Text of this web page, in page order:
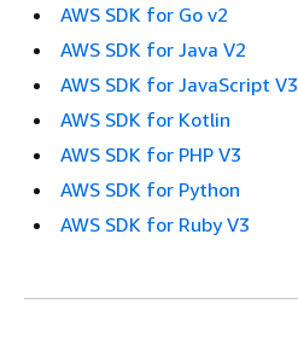
AWS SDK for Go v2
AWS SDK for Java V2
AWS SDK for JavaScript V3
AWS SDK for Kotlin
AWS SDK for PHP V3
AWS SDK for Python
AWS SDK for Ruby V3